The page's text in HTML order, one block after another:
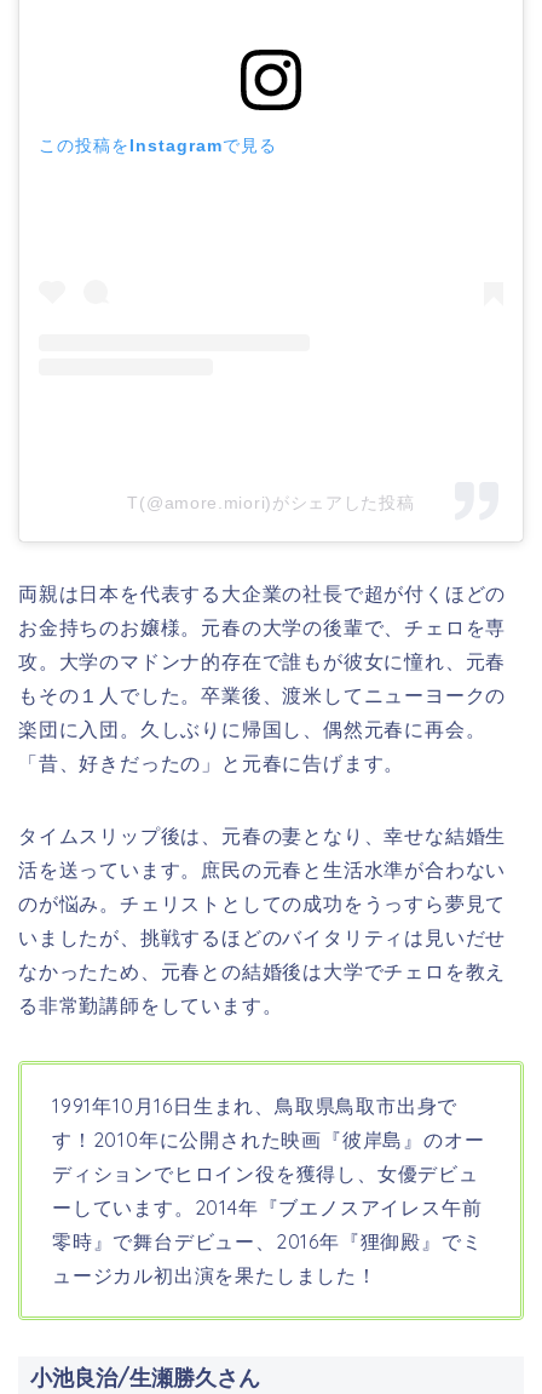
この投稿をInstagramで見る
T(@amore.miori)がシェアした投稿
両親は日本を代表する大企業の社長で超が付くほどの
お金持ちのお嬢様。元春の大学の後輩で、チェロを専
攻。大学のマドンナ的存在で誰もが彼女に憧れ、元春
もその１人でした。卒業後、渡米してニューヨークの
楽団に入団。久しぶりに帰国し、偶然元春に再会。
「昔、好きだったの」と元春に告げます。
タイムスリップ後は、元春の妻となり、幸せな結婚生
活を送っています。庶民の元春と生活水準が合わない
のが悩み。チェリストとしての成功をうっすら夢見て
いましたが、挑戦するほどのバイタリティは見いだせ
なかったため、元春との結婚後は大学でチェロを教え
る非常勤講師をしています。
1991年10月16日生まれ、鳥取県鳥取市出身で
す！2010年に公開された映画『彼岸島』のオー
ディションでヒロイン役を獲得し、女優デビュ
ーしています。2014年『ブエノスアイレス午前
零時』で舞台デビュー、2016年『狸御殿』でミ
ュージカル初出演を果たしました！
小池良治/生瀬勝久さん